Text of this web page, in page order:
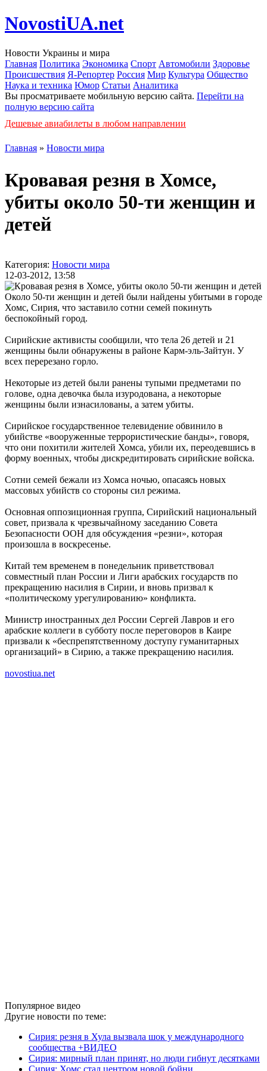
NovostiUA.net
Новости Украины и мира
Главная Политика Экономика Спорт Автомобили Здоровье
Происшествия Я-Репортер Россия Мир Культура Общество
Наука и техника Юмор Статьи Аналитика
Вы просматриваете мобильную версию сайта. Перейти на
полную версию сайта
Дешевые авиабилеты в любом направлении
Главная » Новости мира
Кровавая резня в Хомсе,
убиты около 50-ти женщин и
детей
Категория: Новости мира
12-03-2012, 13:58
Около 50-ти женщин и детей были найдены убитыми в городе
Хомс, Сирия, что заставило сотни семей покинуть
беспокойный город.
Сирийские активисты сообщили, что тела 26 детей и 21
женщины были обнаружены в районе Карм-эль-Зайтун. У
всех перерезано горло.
Некоторые из детей были ранены тупыми предметами по
голове, одна девочка была изуродована, а некоторые
женщины были изнасилованы, а затем убиты.
Сирийское государственное телевидение обвинило в
убийстве «вооруженные террористические банды», говоря,
что они похитили жителей Хомса, убили их, переодевшись в
форму военных, чтобы дискредитировать сирийские войска.
Сотни семей бежали из Хомса ночью, опасаясь новых
массовых убийств со стороны сил режима.
Основная оппозиционная группа, Сирийский национальный
совет, призвала к чрезвычайному заседанию Совета
Безопасности ООН для обсуждения «резни», которая
произошла в воскресенье.
Китай тем временем в понедельник приветствовал
совместный план России и Лиги арабских государств по
прекращению насилия в Сирии, и вновь призвал к
«политическому урегулированию» конфликта.
Министр иностранных дел России Сергей Лавров и его
арабские коллеги в субботу после переговоров в Каире
призвали к «беспрепятственному доступу гуманитарных
организаций» в Сирию, а также прекращению насилия.
novostiua.net
Популярное видео
Другие новости по теме:
Сирия: резня в Хула вызвала шок у международного
сообщества +ВИДЕО
Сирия: мирный план принят, но люди гибнут десятками
Сирия: Хомс стал центром новой бойни